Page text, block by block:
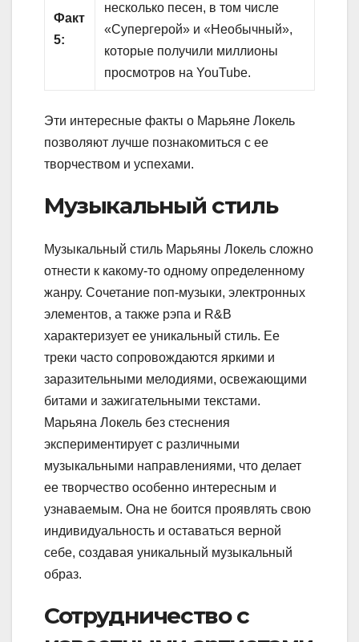
Факт
5:
несколько песен, в том числе
«Супергерой» и «Необычный»,
которые получили миллионы
просмотров на YouTube.
Эти интересные факты о Марьяне Локель
позволяют лучше познакомиться с ее
творчеством и успехами.
Музыкальный стиль
Музыкальный стиль Марьяны Локель сложно
отнести к какому-то одному определенному
жанру. Сочетание поп-музыки, электронных
элементов, а также рэпа и R&B
характеризует ее уникальный стиль. Ее
треки часто сопровождаются яркими и
заразительными мелодиями, освежающими
битами и зажигательными текстами.
Марьяна Локель без стеснения
экспериментирует с различными
музыкальными направлениями, что делает
ее творчество особенно интересным и
узнаваемым. Она не боится проявлять свою
индивидуальность и оставаться верной
себе, создавая уникальный музыкальный
образ.
Сотрудничество с